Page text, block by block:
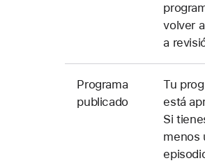
volver
a
Programa
publicado
Tu
está
Si
menos